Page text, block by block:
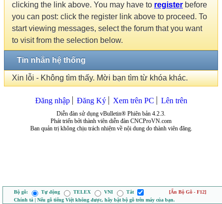
clicking the link above. You may have to register before
you can post: click the register link above to proceed. To
start viewing messages, select the forum that you want
to visit from the selection below.
Tin nhắn hệ thống
Xin lỗi - Không tìm thấy. Mời bạn tìm từ khóa khác.
Đăng nhập Đăng Ký Xem trên PC Lên trên
Diễn đàn sử dụng vBulletin® Phiên bản 4.2.3.
Phát triển bởi thành viên diễn đàn CNCProVN.com
Ban quản trị không chịu trách nhiệm về nội dung do thành viên đăng.
Bộ gõ: Tự động TELEX VNI Tắt
[Ẩn Bộ Gõ - F12]
Chính tả | Nếu gõ tiếng Việt không được, hãy bật bộ gõ trên máy của bạn.